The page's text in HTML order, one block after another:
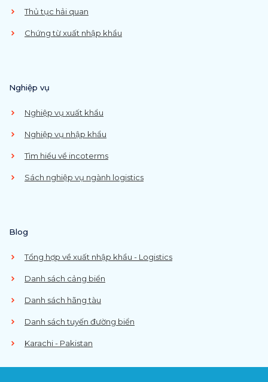
Thủ tục hải quan
Chứng từ xuất nhập khẩu
Nghiệp vụ
Nghiệp vụ xuất khẩu
Nghiệp vụ nhập khẩu
Tìm hiểu về incoterms
Sách nghiệp vụ ngành logistics
Blog
Tổng hợp về xuất nhập khẩu - Logistics
Danh sách cảng biển
Danh sách hãng tàu
Danh sách tuyến đường biển
Karachi - Pakistan